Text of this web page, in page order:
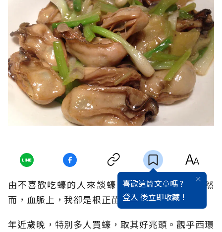
喜歡這篇文章嗎 ?
登入 後立即收藏 !
由不喜歡吃蠔的人來談蠔，彷彿有點不專業；然
而，血脈上，我卻是根正苗紅的「蠔人」。
年近歲晚，特別多人買蠔，取其好兆頭。觀乎西環